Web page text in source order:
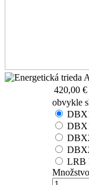
420,00 €
obvykle
LRB
Množstvo